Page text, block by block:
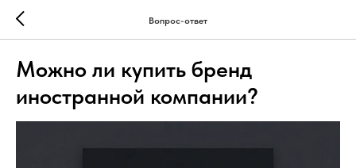
Вопрос-ответ
Можно ли купить бренд
иностранной компании?